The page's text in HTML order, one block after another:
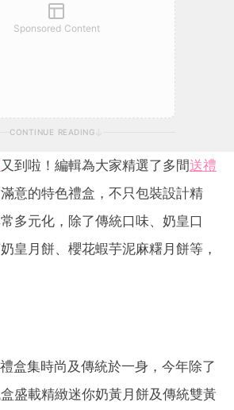
Sponsored Content
CONTINUE READING
又到啦！編輯為大家精選了多間送禮
意的特色禮盒，不只包裝設計精
多元化，除了傳統口味、奶皇口
皇月餅、櫻花蝦芋泥麻糬月餅等，
盒集時尚及傳統於一身，今年除了
盛載精緻迷你奶黃月餅及傳統雙黃